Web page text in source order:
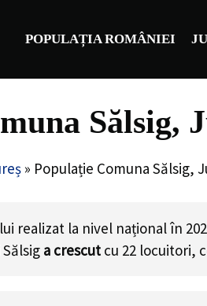
POPULAȚIA ROMÂNIEI
Sălsig,
» Populație Comuna Sălsig,
realizat la nivel național în
a crescut cu 22 locuitori,